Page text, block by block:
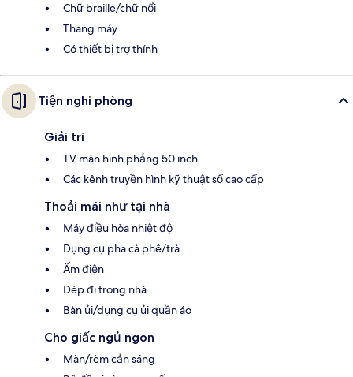
Chữ braille/chữ nổi
Thang máy
Có thiết bị trợ thính
Tiện nghi phòng
Giải trí
TV màn hình phẳng 50 inch
Các kênh truyền hình kỹ thuật số cao cấp
Thoải mái như tại nhà
Máy điều hòa nhiệt độ
Dụng cụ pha cà phê/trà
Ấm điện
Dép đi trong nhà
Bàn ủi/dụng cụ ủi quần áo
Cho giấc ngủ ngon
Màn/rèm cản sáng